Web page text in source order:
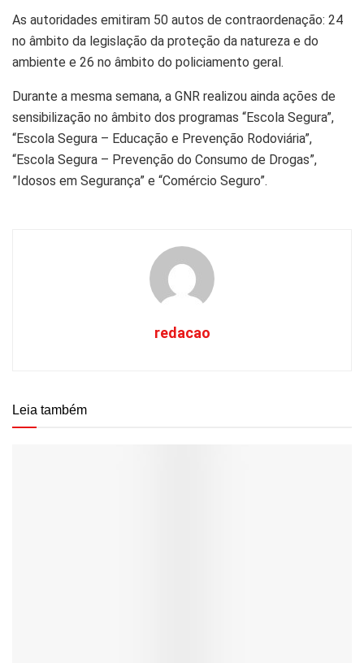
As autoridades emitiram 50 autos de contraordenação: 24
no âmbito da legislação da proteção da natureza e do
ambiente e 26 no âmbito do policiamento geral.
Durante a mesma semana, a GNR realizou ainda ações de
sensibilização no âmbito dos programas “Escola Segura”,
“Escola Segura – Educação e Prevenção Rodoviária”,
“Escola Segura – Prevenção do Consumo de Drogas”,
”Idosos em Segurança” e “Comércio Seguro”.
redacao
Leia também